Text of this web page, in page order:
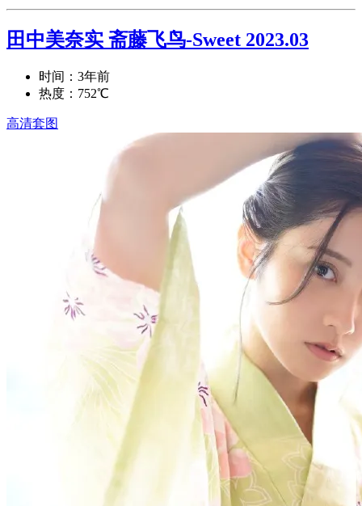
田中美奈实 斋藤飞鸟-Sweet 2023.03
时间：3年前
热度：752℃
高清套图